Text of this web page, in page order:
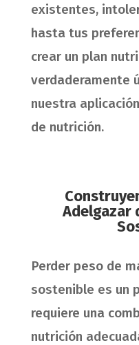
existentes,
hasta tus
crear un plan
verdaderamente
nuestra
de nutrición.
Adelgazar
Perder peso de
sostenible es un
requiere una
nutrición